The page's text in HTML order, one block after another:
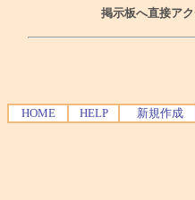
掲示板へ直接ア
HOME HELP 新規作成